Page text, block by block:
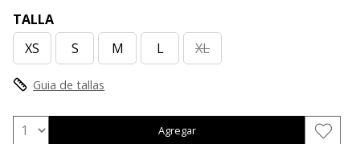
TALLA
XS
S M L XL
Guia de tallas
Agregar